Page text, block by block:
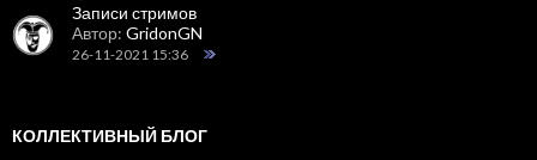
Записи стримов
Автор: GridonGN
26-11-2021 15:36
КОЛЛЕКТИВНЫЙ БЛОГ